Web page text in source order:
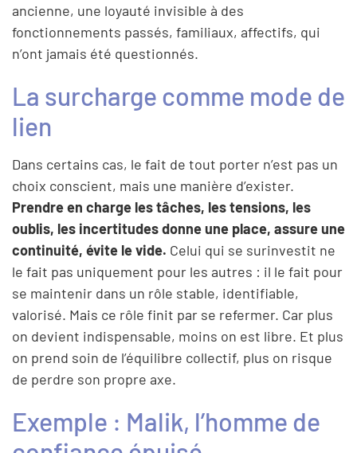
ancienne, une loyauté invisible à des
fonctionnements passés, familiaux, affectifs, qui
n’ont jamais été questionnés.
La surcharge comme mode de
lien
Dans certains cas, le fait de tout porter n’est pas un
choix conscient, mais une manière d’exister.
Prendre en charge les tâches, les tensions, les
oublis, les incertitudes donne une place, assure une
continuité, évite le vide. Celui qui se surinvestit ne
le fait pas uniquement pour les autres : il le fait pour
se maintenir dans un rôle stable, identifiable,
valorisé. Mais ce rôle finit par se refermer. Car plus
on devient indispensable, moins on est libre. Et plus
on prend soin de l’équilibre collectif, plus on risque
de perdre son propre axe.
Exemple : Malik, l’homme de